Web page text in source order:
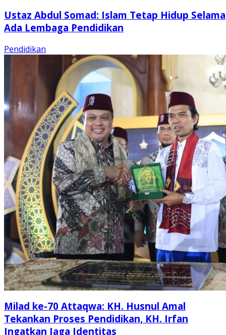
Ustaz Abdul Somad: Islam Tetap Hidup Selama
Ada Lembaga Pendidikan
Pendidikan
Milad ke-70 Attaqwa: KH. Husnul Amal
Tekankan Proses Pendidikan, KH. Irfan
Ingatkan Jaga Identitas